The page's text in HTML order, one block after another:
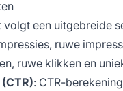
een uitgebreide
ruwe
ruwe klikken en
: CTR-